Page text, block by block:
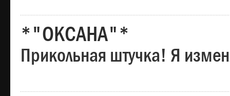
*"ОКСАНА"*
Прикольная штучка! Я